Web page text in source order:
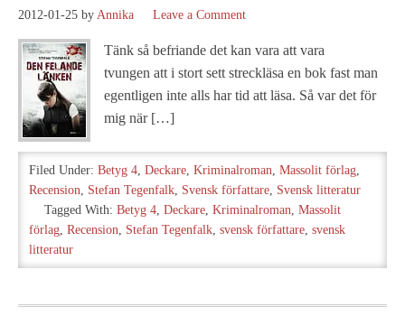
2012-01-25 by Annika Leave a Comment
Tänk så befriande det kan vara att vara
tvungen att i stort sett streckläsa en bok fast man
egentligen inte alls har tid att läsa. Så var det för
mig när […]
Filed Under: Betyg 4, Deckare, Kriminalroman, Massolit förlag,
Recension, Stefan Tegenfalk, Svensk författare, Svensk litteratur
Tagged With: Betyg 4, Deckare, Kriminalroman, Massolit
förlag, Recension, Stefan Tegenfalk, svensk författare, svensk
litteratur